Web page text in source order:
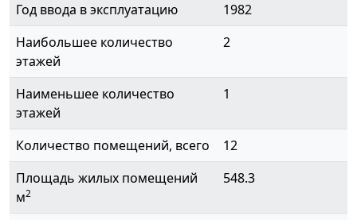
Год ввода в эксплуатацию
1982
Наибольшее количество
этажей
2
Наименьшее количество
этажей
1
Количество помещений, всего
12
Площадь жилых помещений
м2
548.3